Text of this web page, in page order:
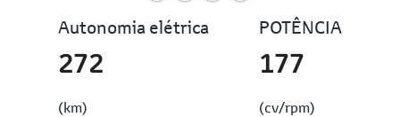
Autonomia elétrica
272
(km)
POTÊNCIA
177
(cv/rpm)